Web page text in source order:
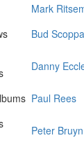
Mark
Bud Scoppa
Danny
Paul Rees
Peter Bruyn